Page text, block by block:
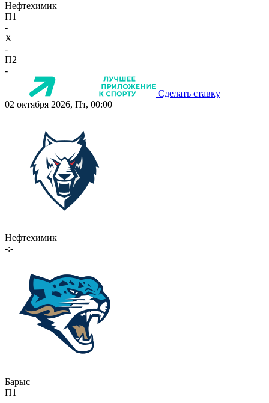
Нефтехимик
П1
-
X
-
П2
-
Сделать ставку
02 октября 2026, Пт, 00:00
Нефтехимик
-:-
Барыс
П1